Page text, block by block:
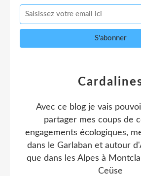
Avec ce blog je vais
partager mes coups de
engagements écologiques,
dans le Garlaban et autour
que dans les Alpes à
Ceüse